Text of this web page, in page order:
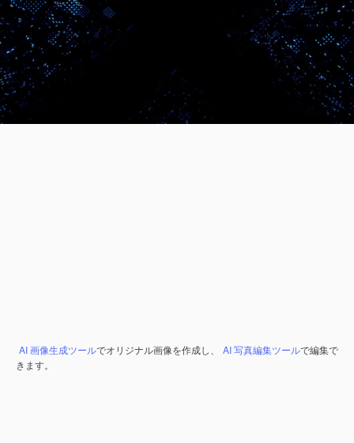
AI 画像生成ツールでオリジナル画像を作成し、 AI 写真編集ツールで編集で
きます。